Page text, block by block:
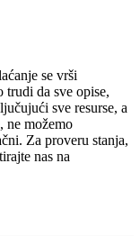
se vrši
da sve opise,
sve resurse, a
ne možemo
Za proveru stanja,
nas na